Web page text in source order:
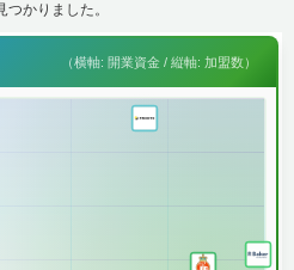
かりました。
（横軸: 開業資金 / 縦軸: 加盟数）